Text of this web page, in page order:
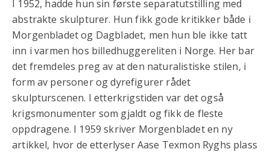
I 1952, hadde hun sin første separatutstilling med
abstrakte skulpturer. Hun fikk gode kritikker både i
Morgenbladet og Dagbladet, men hun ble ikke tatt
inn i varmen hos billedhuggereliten i Norge. Her bar
det fremdeles preg av at den naturalistiske stilen, i
form av personer og dyrefigurer rådet
skulpturscenen. I etterkrigstiden var det også
krigsmonumenter som gjaldt og fikk de fleste
oppdragene. I 1959 skriver Morgenbladet en ny
artikkel, hvor de etterlyser Aase Texmon Ryghs plass